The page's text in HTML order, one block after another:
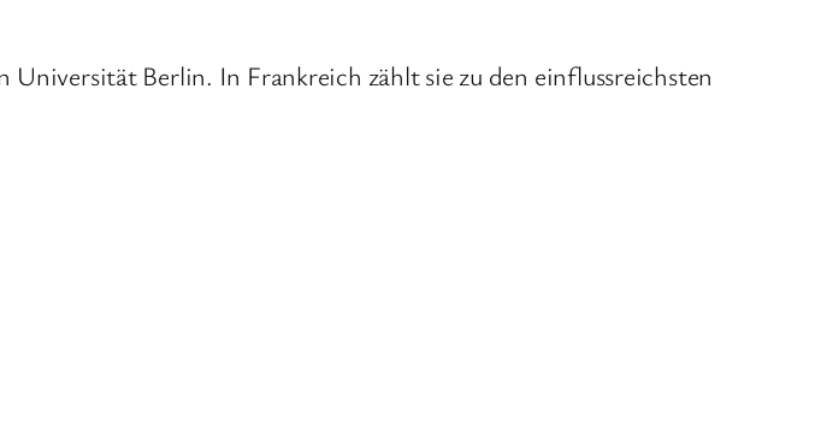
Berlin. In Frankreich zählt sie zu den einflussreichsten